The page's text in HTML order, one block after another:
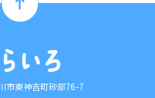
市東神吉町砂部76-7